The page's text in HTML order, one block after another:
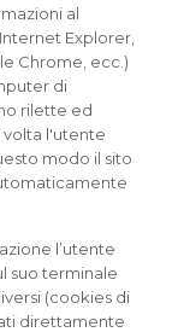
al
Explorer,
Chrome, ecc.)
di
rilette ed
l'utente
modo il sito
l’utente
suo terminale
(cookies di
direttamente